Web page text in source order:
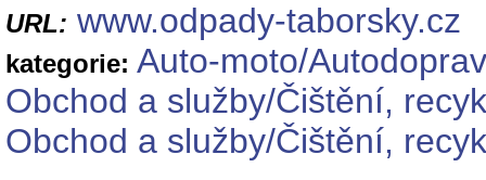
URL: www.odpady-taborsky.cz
kategorie: Auto-moto/
Obchod a služby/Čištění,
Obchod a služby/Čištění,